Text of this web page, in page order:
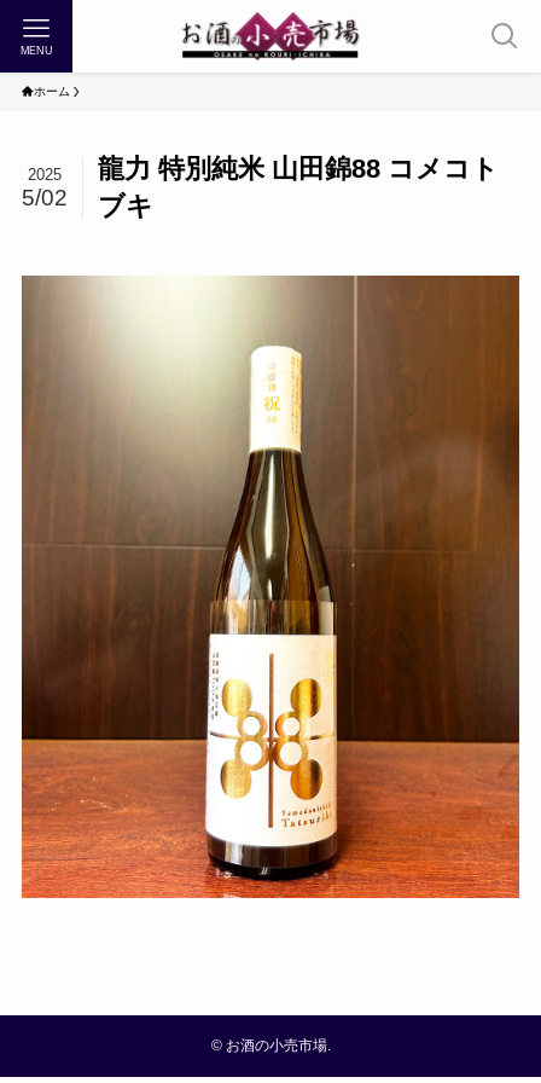
MENU
ホーム
龍力 特別純米 山田錦88 コメコト
ブキ
2025
5/02
©お酒の小売市場.